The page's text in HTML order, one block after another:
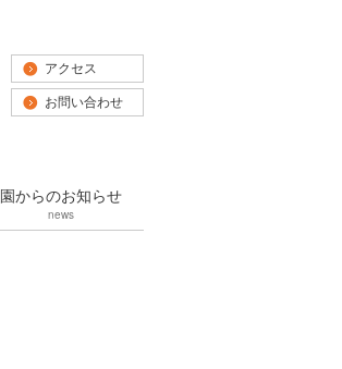
アクセス
お問い合わせ
園からのお知らせ
news